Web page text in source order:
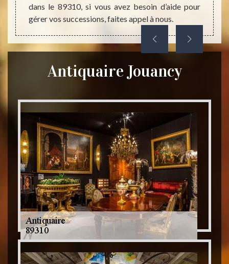
dans le 89310, si vous avez besoin d’aide pour
gérer vos successions, faites appel à nous.
Antiquaire Jouancy